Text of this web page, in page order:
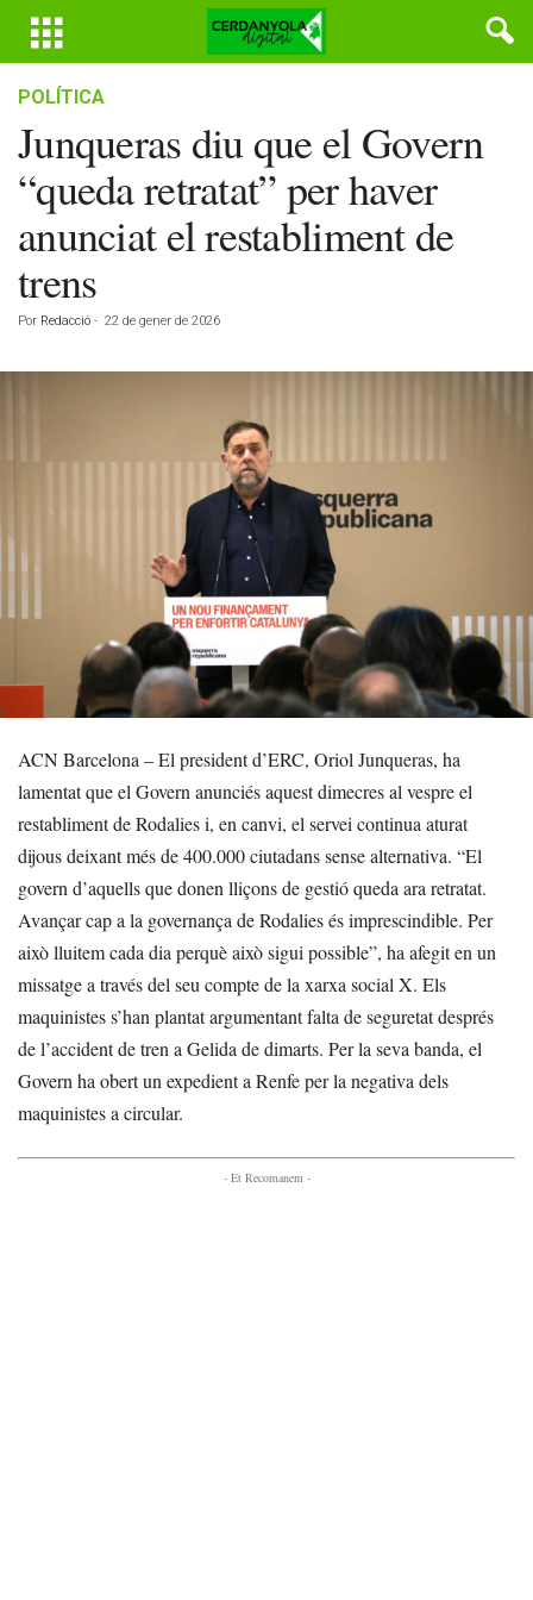
POLÍTICA
Junqueras diu que el Govern
“queda retratat” per haver
anunciat el restabliment de
trens
Por Redacció - 22 de gener de 2026
ACN Barcelona – El president d’ERC, Oriol Junqueras, ha
lamentat que el Govern anunciés aquest dimecres al vespre el
restabliment de Rodalies i, en canvi, el servei continua aturat
dijous deixant més de 400.000 ciutadans sense alternativa. “El
govern d’aquells que donen lliçons de gestió queda ara retratat.
Avançar cap a la governança de Rodalies és imprescindible. Per
això lluitem cada dia perquè això sigui possible”, ha afegit en un
missatge a través del seu compte de la xarxa social X. Els
maquinistes s’han plantat argumentant falta de seguretat després
de l’accident de tren a Gelida de dimarts. Per la seva banda, el
Govern ha obert un expedient a Renfe per la negativa dels
maquinistes a circular.
- Et Recomanem -